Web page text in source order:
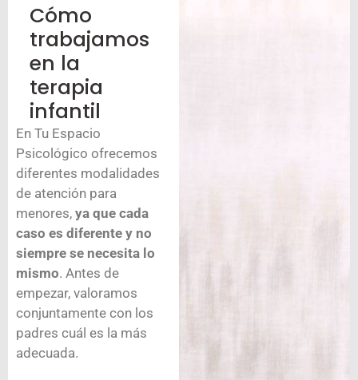
Cómo
trabajamos
en la
terapia
infantil
En Tu Espacio
Psicológico ofrecemos
diferentes modalidades
de atención para
menores, ya que cada
caso es diferente y no
siempre se necesita lo
mismo. Antes de
empezar, valoramos
conjuntamente con los
padres cuál es la más
adecuada.